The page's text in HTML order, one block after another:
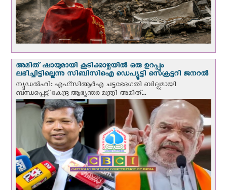
അമിത് ഷായുമായി കൂടിക്കാഴ്ചയില്‍ ഒരു ഉറപ്പും
ലഭിച്ചിട്ടില്ലെന്നു സിബിസിഐ ഡെപ്യൂട്ടി സെക്രട്ടറി ജനറല്‍
ന്യൂഡല്‍ഹി: എഫ്‌സിആര്‍എ ചട്ടഭേദഗതി ബില്ലുമായി
ബന്ധപ്പെട്ട് കേന്ദ്ര ആഭ്യന്തര മന്ത്രി അമിത്...